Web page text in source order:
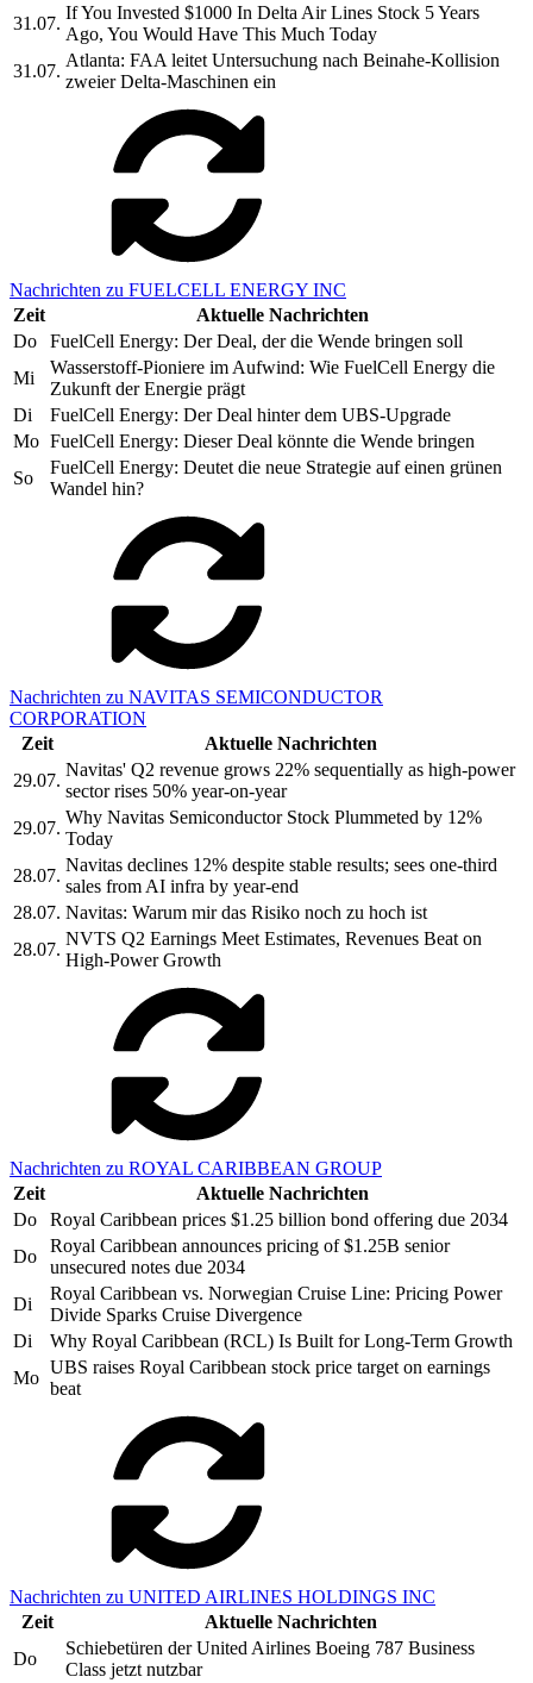
31.07.
If You Invested $1000 In Delta Air Lines Stock 5 Years
Ago, You Would Have This Much Today
31.07.
Atlanta: FAA leitet Untersuchung nach Beinahe-Kollision
zweier Delta-Maschinen ein
Nachrichten zu FUELCELL ENERGY INC
Zeit
Aktuelle Nachrichten
Do
FuelCell Energy: Der Deal, der die Wende bringen soll
Mi
Wasserstoff-Pioniere im Aufwind: Wie FuelCell Energy die
Zukunft der Energie prägt
Di
FuelCell Energy: Der Deal hinter dem UBS-Upgrade
Mo FuelCell Energy: Dieser Deal könnte die Wende bringen
So
FuelCell Energy: Deutet die neue Strategie auf einen grünen
Wandel hin?
Nachrichten zu NAVITAS SEMICONDUCTOR
CORPORATION
Zeit
Aktuelle Nachrichten
29.07.
Navitas' Q2 revenue grows 22% sequentially as high-power
sector rises 50% year-on-year
29.07.
Why Navitas Semiconductor Stock Plummeted by 12%
Today
28.07.
Navitas declines 12% despite stable results; sees one-third
sales from AI infra by year-end
28.07. Navitas: Warum mir das Risiko noch zu hoch ist
28.07.
NVTS Q2 Earnings Meet Estimates, Revenues Beat on
High-Power Growth
Nachrichten zu ROYAL CARIBBEAN GROUP
Zeit
Aktuelle Nachrichten
Do
Royal Caribbean prices $1.25 billion bond offering due 2034
Do
Royal Caribbean announces pricing of $1.25B senior
unsecured notes due 2034
Di
Royal Caribbean vs. Norwegian Cruise Line: Pricing Power
Divide Sparks Cruise Divergence
Di
Why Royal Caribbean (RCL) Is Built for Long-Term Growth
Mo
UBS raises Royal Caribbean stock price target on earnings
beat
Nachrichten zu UNITED AIRLINES HOLDINGS INC
Zeit
Aktuelle Nachrichten
Do
Schiebetüren der United Airlines Boeing 787 Business
Class jetzt nutzbar